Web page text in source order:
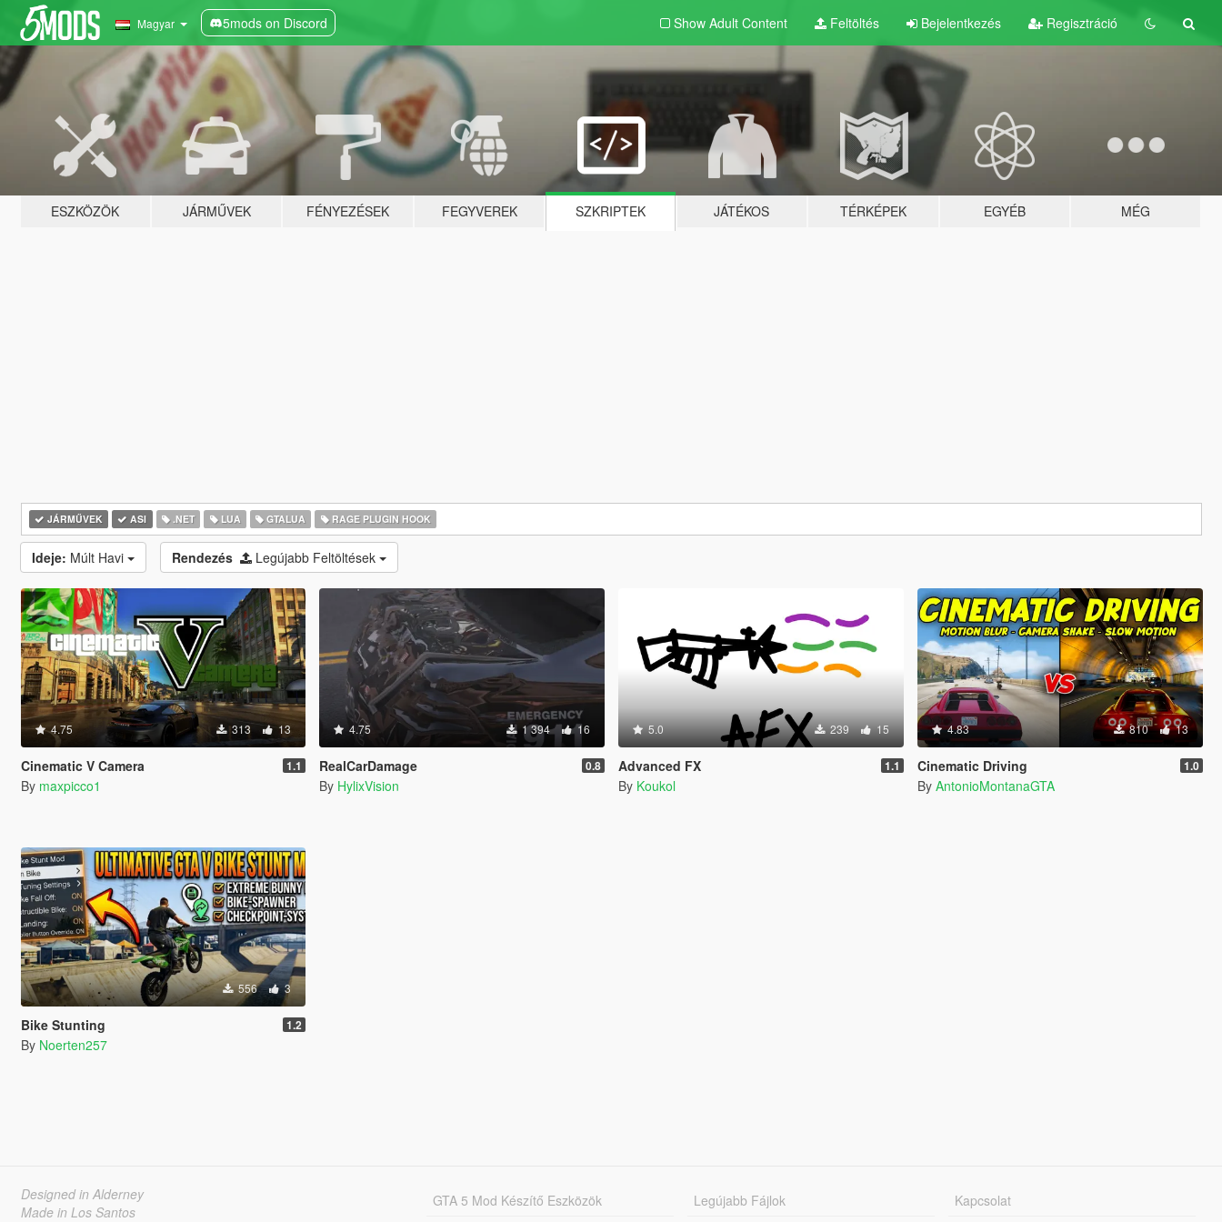
Magyar 5mods on Discord Show Adult Content Feltöltés Bejelentkezés Regisztráció
ESZKÖZÖK JÁRMŰVEK FÉNYEZÉSEK FEGYVEREK SZKRIPTEK JÁTÉKOS TÉRKÉPEK EGYÉB MÉG
JÁRMŰVEK ASI .NET LUA GTALUA RAGE PLUGIN HOOK
Ideje: Múlt Havi Rendezés Legújabb Feltöltések
4.75 313 13
Cinematic V Camera 1.1
By maxpicco1
4.75 1 394 16
RealCarDamage 0.8
By HylixVision
5.0 239 15
Advanced FX 1.1
By Koukol
4.83 810 13
Cinematic Driving 1.0
By AntonioMontanaGTA
556 3
Bike Stunting 1.2
By Noerten257
Designed in Alderney
Made in Los Santos
GTA 5 Mod Készítő Eszközök Legújabb Fájlok Kapcsolat